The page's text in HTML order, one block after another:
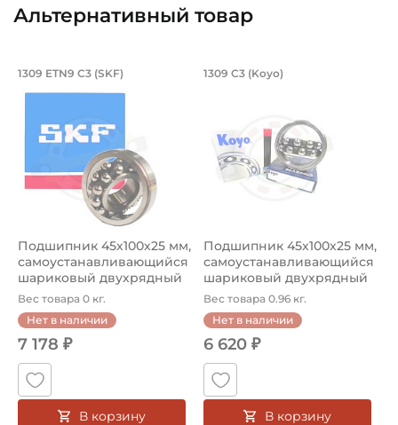
Альтернативный товар
Подшипник 45х100х25 мм,
1309 ETN9 C3 (SKF)
Подшипник 45х100х25 мм,
самоустанавливающийся
шариковый двухрядный
на в...
Вес товара 0 кг.
Нет в наличии
7 178 ₽
В корзину
Подшипник
1309 C3 (Koyo)
Подшипник 45х100х25 мм,
самоустанавливающийся
шариковый двухрядный
на в...
Вес товара 0.96 кг.
Нет в наличии
6 620 ₽
В корзину